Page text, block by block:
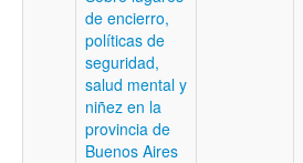
de encierro,
políticas de
seguridad,
salud mental y
niñez en la
provincia de
Buenos Aires